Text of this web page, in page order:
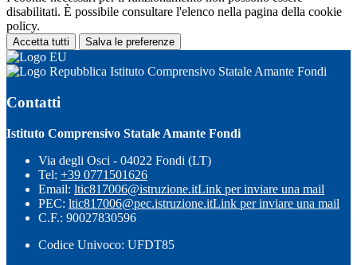
disabilitati. È possibile consultare l'elenco nella pagina della cookie
policy.
Accetta tutti Salva le preferenze
Istituto Comprensivo Statale Amante Fondi
Contatti
Istituto Comprensivo Statale Amante Fondi
Via degli Osci - 04022 Fondi (LT)
Tel: +39 0771501626
Email: ltic817006@istruzione.itLink per inviare una mail
PEC: ltic817006@pec.istruzione.itLink per inviare una mail
C.F.: 90027830596
Codice Univoco: UFDT85